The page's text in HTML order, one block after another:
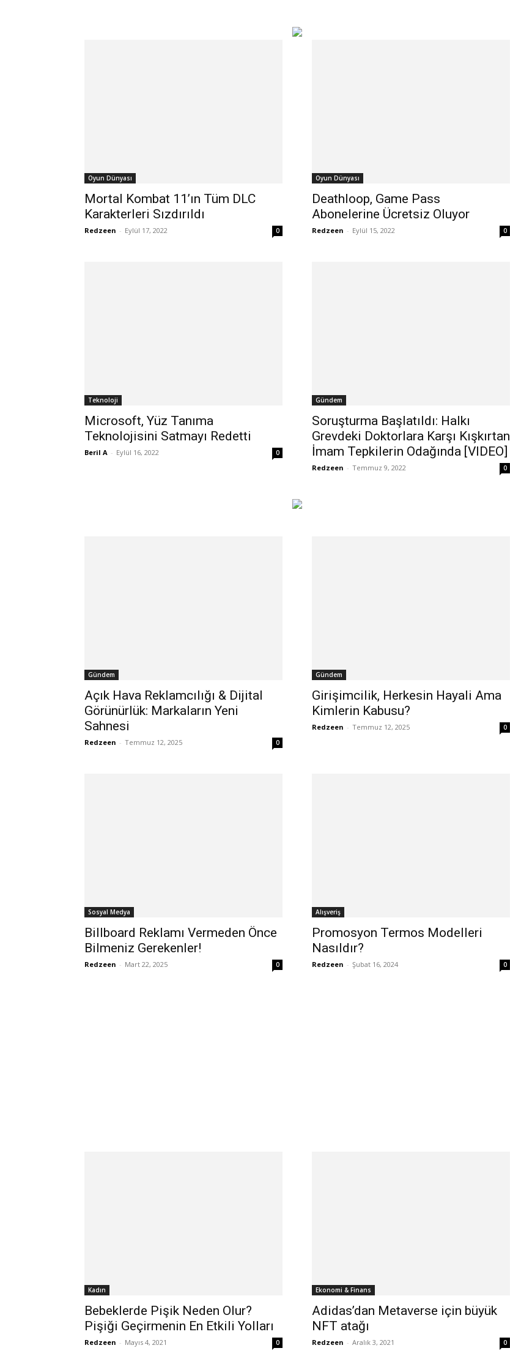
Oyun Dünyası
Mortal Kombat 11’ın Tüm DLC
Karakterleri Sızdırıldı
Redzeen - Eylül 17, 2022 0
Oyun Dünyası
Deathloop, Game Pass
Abonelerine Ücretsiz Oluyor
Redzeen - Eylül 15, 2022 0
Teknoloji
Microsoft, Yüz Tanıma
Teknolojisini Satmayı Redetti
Beril A - Eylül 16, 2022 0
Gündem
Soruşturma Başlatıldı: Halkı
Grevdeki Doktorlara Karşı Kışkırtan
İmam Tepkilerin Odağında [VIDEO]
Redzeen - Temmuz 9, 2022 0
Gündem
Açık Hava Reklamcılığı & Dijital
Görünürlük: Markaların Yeni
Sahnesi
Redzeen - Temmuz 12, 2025 0
Gündem
Girişimcilik, Herkesin Hayali Ama
Kimlerin Kabusu?
Redzeen - Temmuz 12, 2025 0
Sosyal Medya
Billboard Reklamı Vermeden Önce
Bilmeniz Gerekenler!
Redzeen - Mart 22, 2025 0
Alışveriş
Promosyon Termos Modelleri
Nasıldır?
Redzeen - Şubat 16, 2024 0
Kadın
Bebeklerde Pişik Neden Olur?
Pişiği Geçirmenin En Etkili Yolları
Redzeen - Mayıs 4, 2021 0
Ekonomi & Finans
Adidas’dan Metaverse için büyük
NFT atağı
Redzeen - Aralık 3, 2021 0